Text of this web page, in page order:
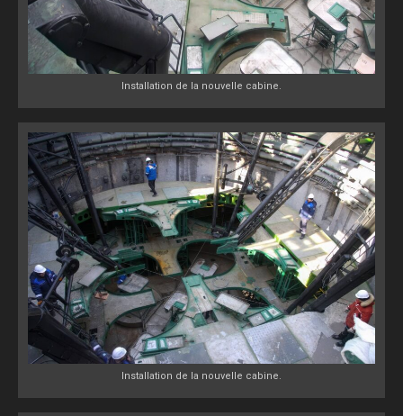
Installation de la nouvelle cabine.
Installation de la nouvelle cabine.